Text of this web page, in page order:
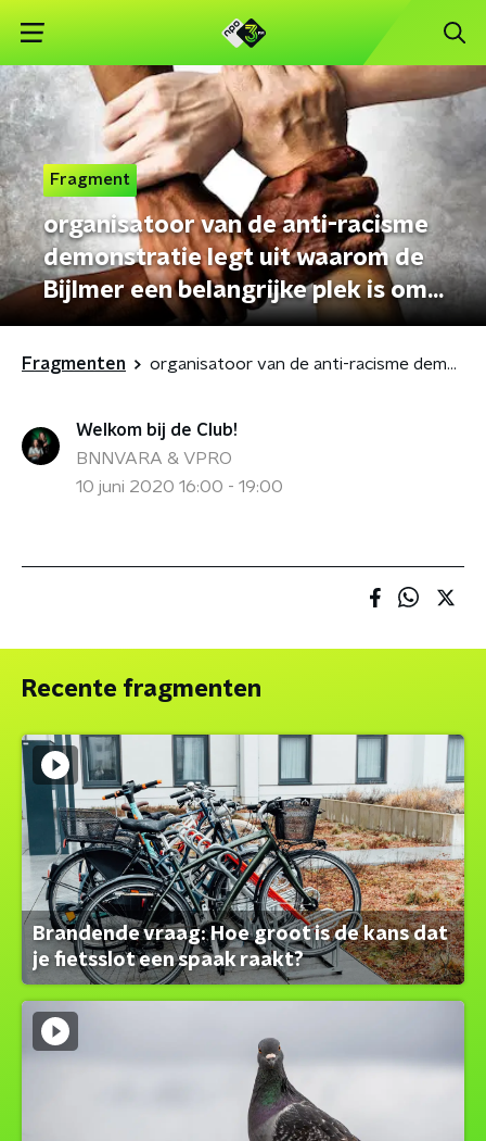
Fragment
organisatoor van de anti-racisme
demonstratie legt uit waarom de
Bijlmer een belangrijke plek is om
te demonstreren
Fragmenten organisatoor van de anti-racisme demonstratie legt uit waarom de Bijlmer een belangrijke plek is om te demonstreren
Welkom bij de Club!
BNNVARA & VPRO
10 juni 2020 16:00 - 19:00
Recente fragmenten
Brandende vraag: Hoe groot is de kans dat
je fietsslot een spaak raakt?